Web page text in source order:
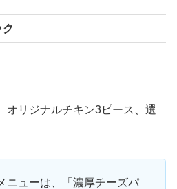
オリジナルチキン3ピース、選
ニューは、「濃厚チーズパ